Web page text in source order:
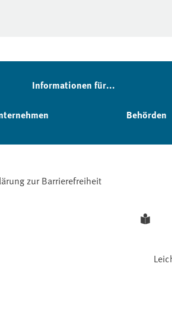
Informationen für...
Behörden
zur Barrierefreiheit